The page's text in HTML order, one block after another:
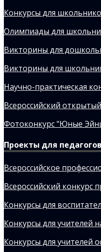
Конкурсы для
Олимпиады для
Викторины для
Викторины для
Научно-практическая
Всероссийский
Фотоконкурс "Юные
Проекты для педагогов
Всероссийское
Всероссийский конкурс
Конкурсы для
Конкурсы для учителей
Конкурсы для учителей